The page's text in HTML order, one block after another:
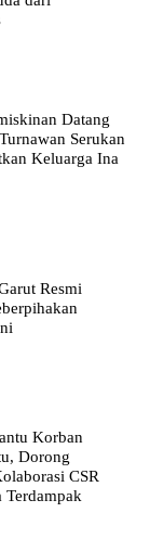
Datang
Serukan
Keluarga Ina
Resmi
Korban
Dorong
CSR
Terdampak